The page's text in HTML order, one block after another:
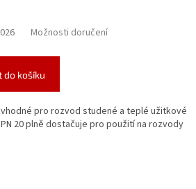
Možnosti doručení
do košíku
pro rozvod studené a teplé užitkové
20 plně dostačuje pro použití na rozvody